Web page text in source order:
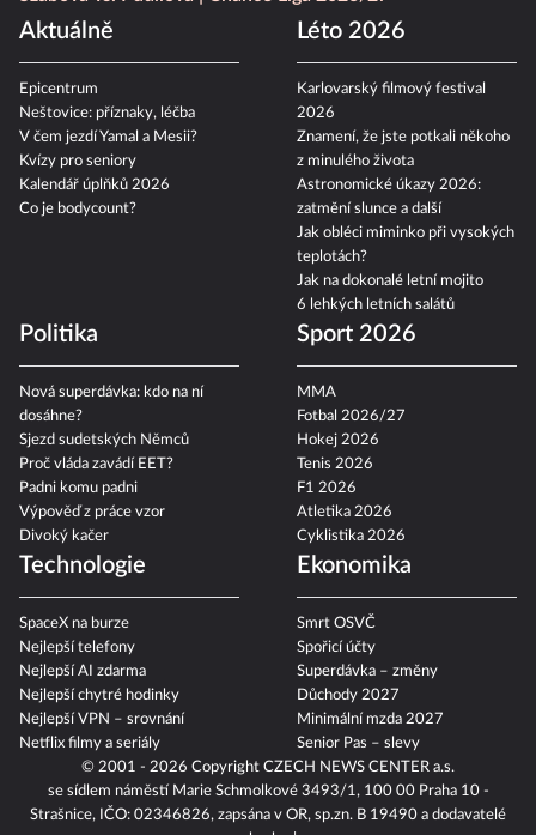
© 2001 - 2026 Copyright CZECH NEWS CENTER a.s.
se sídlem náměstí Marie Schmolkové 3493/1, 100 00 Praha 10 -
Strašnice, IČO: 02346826, zapsána v OR, sp.zn. B 19490 a dodavatelé
Aktuálně
Epicentrum
Neštovice: příznaky, léčba
V čem jezdí Yamal a Mesii?
Kvízy pro seniory
Kalendář úplňků 2026
Co je bodycount?
Léto 2026
Karlovarský filmový festival
2026
Znamení, že jste potkali někoho
z minulého života
Astronomické úkazy 2026:
zatmění slunce a další
Jak obléci miminko při vysokých
teplotách?
Jak na dokonalé letní mojito
6 lehkých letních salátů
Politika
Nová superdávka: kdo na ní
dosáhne?
Sjezd sudetských Němců
Proč vláda zavádí EET?
Padni komu padni
Výpověď z práce vzor
Divoký kačer
Sport 2026
MMA
Fotbal 2026/27
Hokej 2026
Tenis 2026
F1 2026
Atletika 2026
Cyklistika 2026
Technologie
SpaceX na burze
Nejlepší telefony
Nejlepší AI zdarma
Nejlepší chytré hodinky
Nejlepší VPN – srovnání
Netflix filmy a seriály
Ekonomika
Smrt OSVČ
Spořicí účty
Superdávka – změny
Důchody 2027
Minimální mzda 2027
Senior Pas – slevy